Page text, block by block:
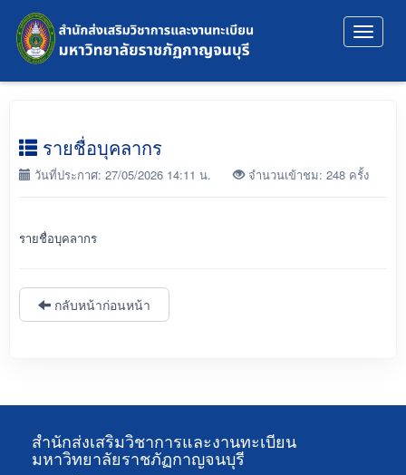
Toggle
รายชื่อบุคลากร
วันที่ประกาศ: 27/05/2026 14:11 น. จำนวนเข้าชม: 248 ครั้ง
รายชื่อบุคลากร
กลับหน้าก่อนหน้า
สำนักส่งเสริมวิชาการและงานทะเบียน
มหาวิทยาลัยราชภัฏกาญจนบุรี